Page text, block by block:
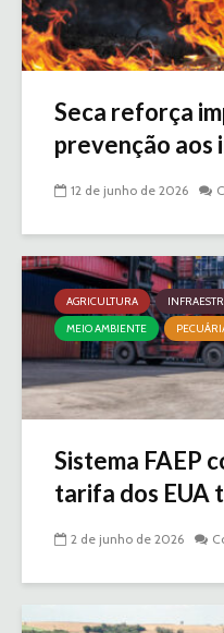
Seca reforça
prevenção aos
12 de junho de 2026
AGRICULTURA
MEIO AMBIENTE
Sistema FAEP
tarifa dos EUA
2 de junho de 2026